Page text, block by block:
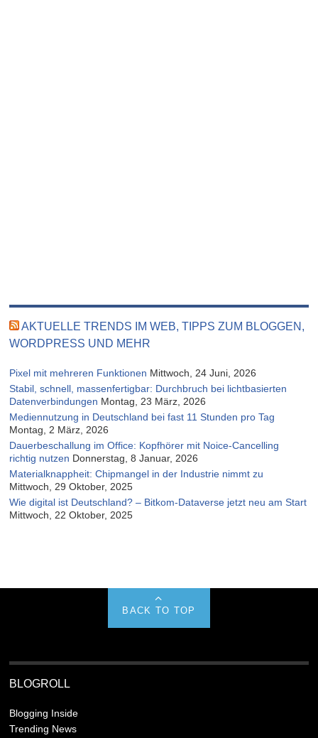
AKTUELLE TRENDS IM WEB, TIPPS ZUM BLOGGEN,
WORDPRESS UND MEHR
Pixel mit mehreren Funktionen Mittwoch, 24 Juni, 2026
Stabil, schnell, massenfertigbar: Durchbruch bei lichtbasierten
Datenverbindungen Montag, 23 März, 2026
Mediennutzung in Deutschland bei fast 11 Stunden pro Tag
Montag, 2 März, 2026
Dauerbeschallung im Office: Kopfhörer mit Noice-Cancelling
richtig nutzen Donnerstag, 8 Januar, 2026
Materialknappheit: Chipmangel in der Industrie nimmt zu
Mittwoch, 29 Oktober, 2025
Wie digital ist Deutschland? – Bitkom-Dataverse jetzt neu am Start
Mittwoch, 22 Oktober, 2025
BACK TO TOP
BLOGROLL
Blogging Inside
Trending News